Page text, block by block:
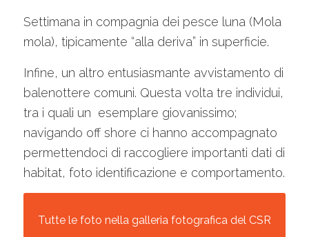
Settimana in compagnia dei pesce luna (Mola
mola), tipicamente “alla deriva” in superficie.
Infine, un altro entusiasmante avvistamento di
balenottere comuni. Questa volta tre individui,
tra i quali un esemplare giovanissimo;
navigando off shore ci hanno accompagnato
permettendoci di raccogliere importanti dati di
habitat, foto identificazione e comportamento.
Tutte le foto nella galleria fotografica del CSR